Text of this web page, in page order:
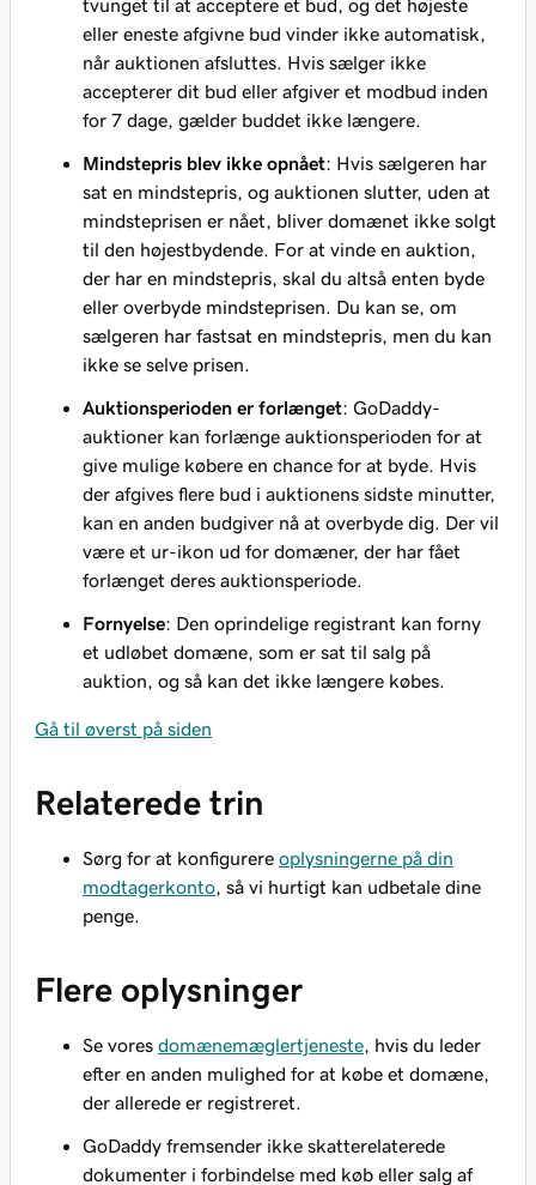
tvunget til at acceptere et bud, og det højeste
eller eneste afgivne bud vinder ikke automatisk,
når auktionen afsluttes. Hvis sælger ikke
accepterer dit bud eller afgiver et modbud inden
for 7 dage, gælder buddet ikke længere.
Mindstepris blev ikke opnået: Hvis sælgeren har
sat en mindstepris, og auktionen slutter, uden at
mindsteprisen er nået, bliver domænet ikke solgt
til den højestbydende. For at vinde en auktion,
der har en mindstepris, skal du altså enten byde
eller overbyde mindsteprisen. Du kan se, om
sælgeren har fastsat en mindstepris, men du kan
ikke se selve prisen.
Auktionsperioden er forlænget: GoDaddy-
auktioner kan forlænge auktionsperioden for at
give mulige købere en chance for at byde. Hvis
der afgives flere bud i auktionens sidste minutter,
kan en anden budgiver nå at overbyde dig. Der vil
være et ur-ikon ud for domæner, der har fået
forlænget deres auktionsperiode.
Fornyelse: Den oprindelige registrant kan forny
et udløbet domæne, som er sat til salg på
auktion, og så kan det ikke længere købes.
Gå til øverst på siden
Relaterede trin
Sørg for at konfigurere oplysningerne på din
modtagerkonto , så vi hurtigt kan udbetale dine
penge.
Flere oplysninger
Se vores domænemæglertjeneste , hvis du leder
efter en anden mulighed for at købe et domæne,
der allerede er registreret.
GoDaddy fremsender ikke skatterelaterede
dokumenter i forbindelse med køb eller salg af